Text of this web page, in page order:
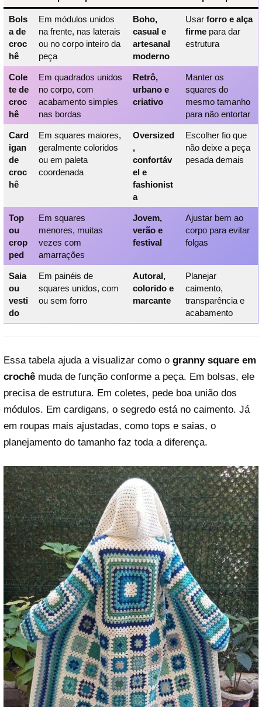
Bols
a de
croc
hê
Em módulos unidos
na frente, nas laterais
ou no corpo inteiro da
peça
Boho,
casual e
artesanal
moderno
Usar forro e alça
firmepara dar
estrutura
Cole
te de
croc
hê
Em quadrados unidos
no corpo, com
acabamento simples
nas bordas
Retrô,
urbano e
criativo
Manter os
squares do
mesmo tamanho
para não entortar
Card
igan
de
croc
hê
Em squares maiores,
geralmente coloridos
ou em paleta
coordenada
Oversized
,
confortáv
el e
fashionist
a
Escolher fio que
não deixe a peça
pesada demais
Top
ou
crop
ped
Em squares
menores, muitas
vezes com
amarrações
Jovem,
verão e
festival
Ajustar bem ao
corpo para evitar
folgas
Saia
ou
vesti
do
Em painéis de
squares unidos, com
ou sem forro
Autoral,
colorido e
marcante
Planejar
caimento,
transparência e
acabamento
Essa tabela ajuda a visualizar como o granny square em
crochê muda de função conforme a peça. Em bolsas, ele
precisa de estrutura. Em coletes, pede boa união dos
módulos. Em cardigans, o segredo está no caimento. Já
em roupas mais ajustadas, como tops e saias, o
planejamento do tamanho faz toda a diferença.